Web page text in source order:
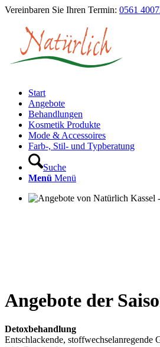
Vereinbaren Sie Ihren Termin: 0561
Start
Angebote
Behandlungen
Kosmetik Produkte
Mode & Accessoires
Farb-, Stil- und Typberatung
Suche
Menü Menü
Angebote der
Detoxbehandlung
Entschlackende, stoffwechselanregende